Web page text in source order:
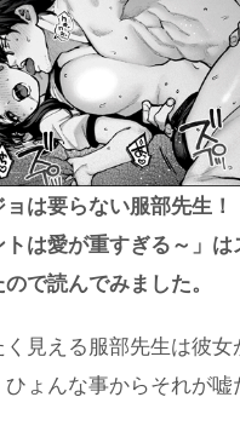
は要らない服部先生！
は愛が重すぎる～」は
で読んでみました。
見える服部先生は彼女
ひょんな事からそれが嘘